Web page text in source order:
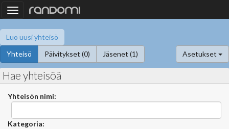
Toggle
navigation
Luo uusi yhteisö
Yhteisö
Päivitykset (0) Jäsenet (1) Asetukset
Hae yhteisöä
Yhteisön nimi:
Kategoria: